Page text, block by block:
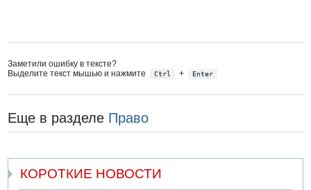
Заметили ошибку в тексте?
Выделите текст мышью и нажмите
Ctrl + Enter
Еще в разделе Право
КОРОТКИЕ НОВОСТИ